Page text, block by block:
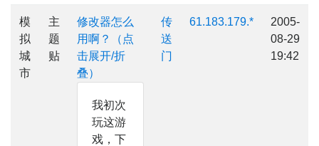
模
拟
城
市
主
题
贴
修改器怎么
用啊？（点
击展开/折
叠）
我初次
玩这游
戏，下
传
送
门
61.183.179.*
2005-
08-29
19:42